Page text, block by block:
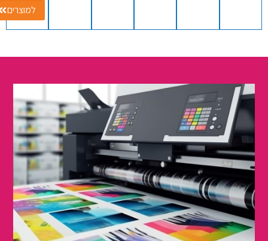
למוצרים